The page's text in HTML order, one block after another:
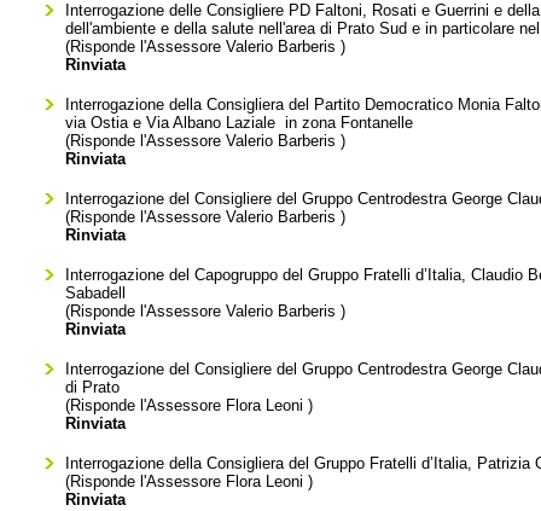
Interrogazione delle Consigliere PD Faltoni, Rosati e Guerrini e
dell'ambiente e della salute nell'area di Prato Sud e in particolare
(Risponde l'AssessoreValerio Barberis )
Rinviata
Interrogazione della Consigliera del Partito Democratico Monia
via Ostia e Via Albano Laziale in zona Fontanelle
(Risponde l'AssessoreValerio Barberis )
Rinviata
Interrogazione del Consigliere del Gruppo Centrodestra George
(Risponde l'AssessoreValerio Barberis )
Rinviata
Interrogazione del Capogruppo del Gruppo Fratelli d’Italia,
Sabadell
(Risponde l'AssessoreValerio Barberis )
Rinviata
Interrogazione del Consigliere del Gruppo Centrodestra George
di Prato
(Risponde l'Assessore Flora Leoni )
Rinviata
Interrogazione della Consigliera del Gruppo Fratelli d’Italia,
(Risponde l'Assessore Flora Leoni )
Rinviata